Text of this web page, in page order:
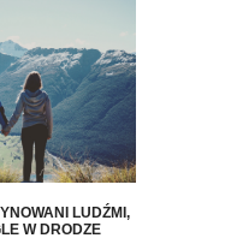
LUDŹMI,
W DRODZE